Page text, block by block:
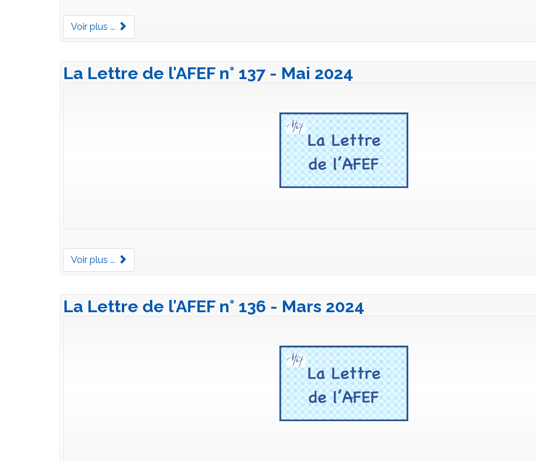
Voir plus ...
La Lettre de l'AFEF n° 137 - Mai 2024
Voir plus ...
La Lettre de l'AFEF n° 136 - Mars 2024